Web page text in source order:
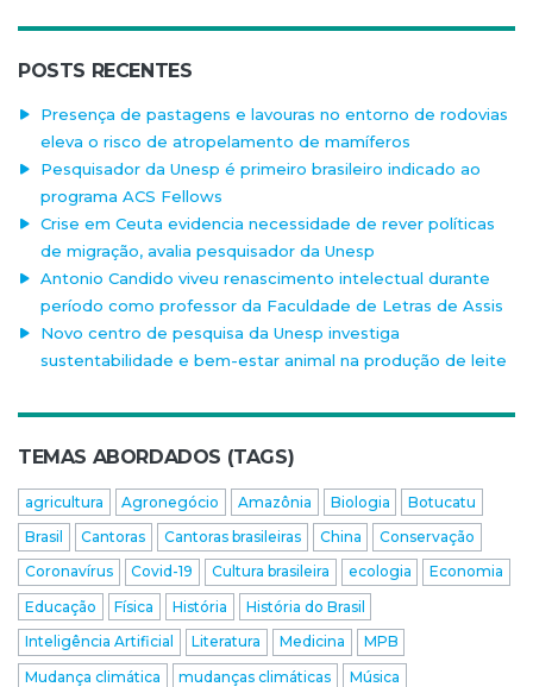
POSTS RECENTES
Presença de pastagens e lavouras no entorno de rodovias
eleva o risco de atropelamento de mamíferos
Pesquisador da Unesp é primeiro brasileiro indicado ao
programa ACS Fellows
Crise em Ceuta evidencia necessidade de rever políticas
de migração, avalia pesquisador da Unesp
Antonio Candido viveu renascimento intelectual durante
período como professor da Faculdade de Letras de Assis
Novo centro de pesquisa da Unesp investiga
sustentabilidade e bem-estar animal na produção de leite
TEMAS ABORDADOS (TAGS)
agricultura Agronegócio Amazônia Biologia
Botucatu
Brasil
Cantoras Cantoras brasileiras China
Conservação
Coronavírus
Covid-19 Cultura brasileira ecologia
Economia
Educação
Física História
História do Brasil
Inteligência Artificial
Literatura Medicina
MPB
Mudança climática
mudanças climáticas
Música